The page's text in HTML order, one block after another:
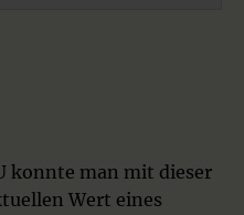
konnte man mit dieser
Wert eines